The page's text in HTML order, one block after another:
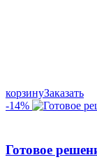
корзинуЗаказать
-14%
Готовое